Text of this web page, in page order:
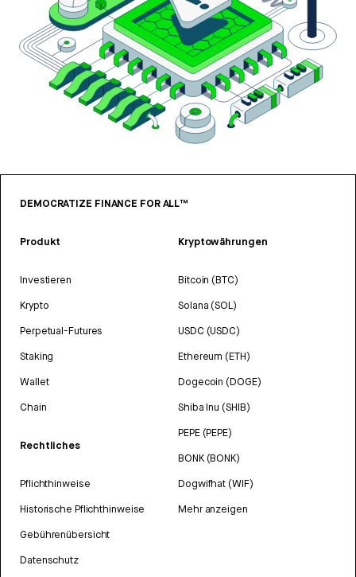
DEMOCRATIZE FINANCE FOR ALL™
Produkt
Investieren
Krypto
Perpetual-Futures
Staking
Wallet
Chain
Rechtliches
Pflichthinweise
Historische Pflichthinweise
Gebührenübersicht
Datenschutz
Kryptowährungen
Bitcoin (BTC)
Solana (SOL)
USDC (USDC)
Ethereum (ETH)
Dogecoin (DOGE)
Shiba Inu (SHIB)
PEPE (PEPE)
BONK (BONK)
Dogwifhat (WIF)
Mehr anzeigen